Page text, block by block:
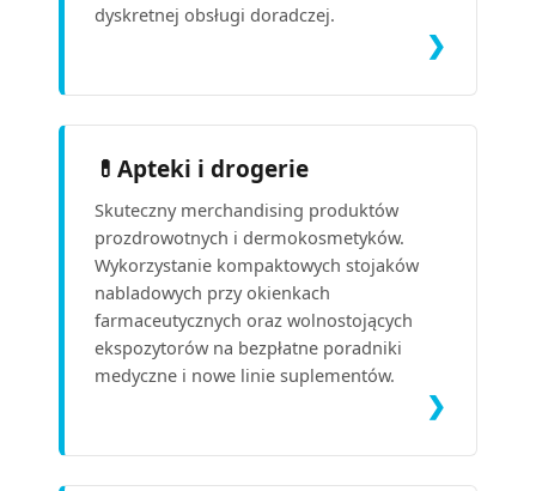
dyskretnej obsługi doradczej.
❯
💊 Apteki i drogerie
Skuteczny merchandising produktów
prozdrowotnych i dermokosmetyków.
Wykorzystanie kompaktowych stojaków
nabladowych przy okienkach
farmaceutycznych oraz wolnostojących
ekspozytorów na bezpłatne poradniki
medyczne i nowe linie suplementów.
❯